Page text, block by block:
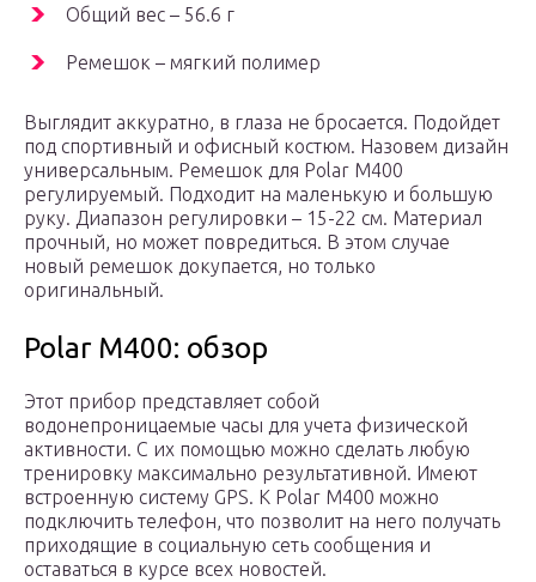
Общий вес – 56.6 г
Ремешок – мягкий полимер
Выглядит аккуратно, в глаза не бросается. Подойдет
под спортивный и офисный костюм. Назовем дизайн
универсальным. Ремешок для Polar M400
регулируемый. Подходит на маленькую и большую
руку. Диапазон регулировки – 15-22 см. Материал
прочный, но может повредиться. В этом случае
новый ремешок докупается, но только
оригинальный.
Polar M400: обзор
Этот прибор представляет собой
водонепроницаемые часы для учета физической
активности. С их помощью можно сделать любую
тренировку максимально результативной. Имеют
встроенную систему GPS. К Polar M400 можно
подключить телефон, что позволит на него получать
приходящие в социальную сеть сообщения и
оставаться в курсе всех новостей.